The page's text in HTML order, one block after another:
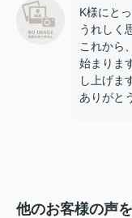
K様にと
うれしく
これから
始まりま
し上げま
ありがと
他のお客様の声